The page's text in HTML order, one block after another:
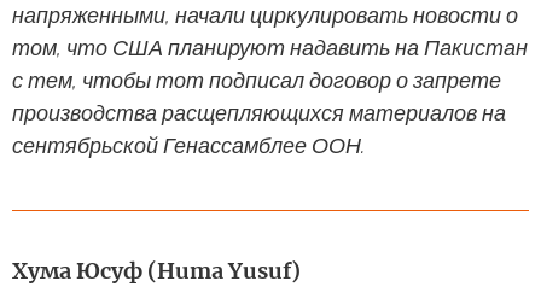
напряженными, начали циркулировать новости о
том, что США планируют надавить на Пакистан
с тем, чтобы тот подписал договор о запрете
производства расщепляющихся материалов на
сентябрьской Генассамблее ООН.
Хума Юсуф (Huma Yusuf)